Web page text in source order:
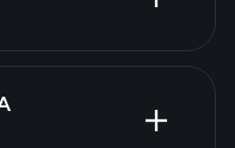
der Aktien